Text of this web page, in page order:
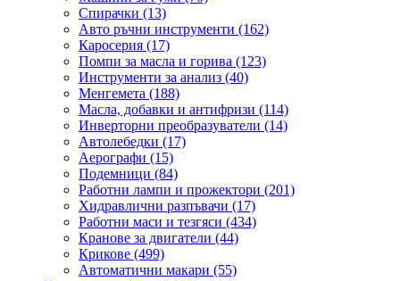
Спирачки (13)
Авто ръчни инструменти (162)
Каросерия (17)
Помпи за масла и горива (123)
Инструменти за анализ (40)
Менгемета (188)
Масла, добавки и антифризи (114)
Инверторни преобразуватели (14)
Автолебедки (17)
Аерографи (15)
Подемници (84)
Работни лампи и прожектори (201)
Хидравлични разпъвачи (17)
Работни маси и тезгяси (434)
Кранове за двигатели (44)
Крикове (499)
Автоматични макари (55)